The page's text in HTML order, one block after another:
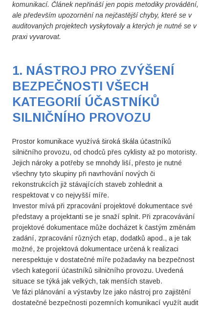
komunikací. Článek nepřináší jen popis metodiky provádění,
ale především upozornění na nejčastější chyby, které se v
auditovaných projektech vyskytovaly a kterých je nutné se v
praxi vyvarovat.
1. NÁSTROJ PRO ZVÝŠENÍ
BEZPEČNOSTI VŠECH
KATEGORIÍ ÚČASTNÍKŮ
SILNIČNÍHO PROVOZU
Prostor komunikace využívá široká škála účastníků
silničního provozu, od chodců přes cyklisty až po motoristy.
Jejich nároky a potřeby se mnohdy liší, přesto je nutné
všechny tyto skupiny při navrhování nových či
rekonstrukcích již stávajících staveb zohlednit a
respektovat v co nejvyšší míře.
Investor mívá při zpracování projektové dokumentace své
představy a projektanti se je snaží splnit. Při zpracovávání
projektové dokumentace může docházet k častým změnám
zadání, zpracování různých etap, dodatků apod., a je tak
možné, že projektová dokumentace určená k realizaci
nerespektuje v dostatečné míře požadavky na bezpečnost
všech kategorií účastníků silničního provozu. Uvedená
situace se týká jak velkých, tak menších staveb.
Ve fázi plánování a výstavby lze jako nástroj pro zajištění
dostatečné bezpečnosti pozemních komunikací využít audit